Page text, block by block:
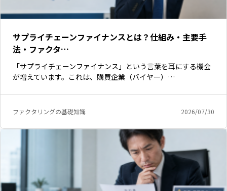
サプライチェーンファイナンスとは？仕組み・主要手
法・ファクタ…
「サプライチェーンファイナンス」という言葉を耳にする機会
が増えています。これは、購買企業（バイヤー）…
ファクタリングの基礎知識 2026/07/30